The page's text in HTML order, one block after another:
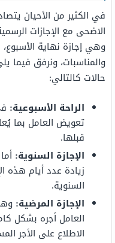
في الكثير من الأحيان
الاضحى مع الإجازات
وهي إجازة نهاية الأسبوع،
والمناسبات، ونرفق فيما
حالات كالتالي:
الراحة الأسبوعية:
تعويض العامل بما
قبلها.
الإجازة السنوية:
زيادة عدد أيام هذه
السنوية.
الإجازة المرضية:
العامل أجره بشكل
الاطلاع على الأجر